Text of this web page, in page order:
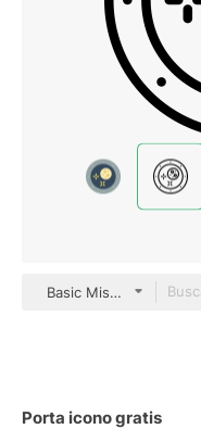
Basic Miscellany Lineal
Porta icono gratis